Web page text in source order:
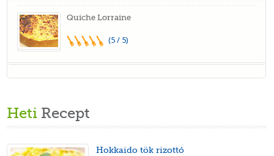
Quiche Lorraine
(5 / 5)
Heti Recept
Hokkaido tök rizottó